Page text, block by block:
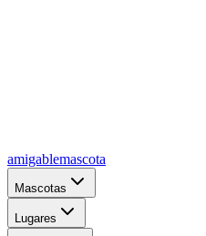
amigablemascota
Mascotas
Lugares